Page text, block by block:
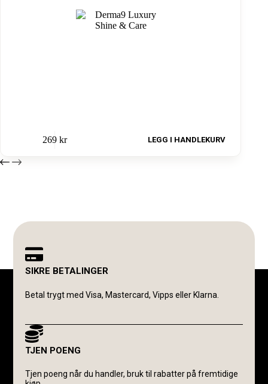
269 kr LEGG I HANDLEKURV
SIKRE BETALINGER
Betal trygt med Visa, Mastercard, Vipps eller Klarna.
TJEN POENG
Tjen poeng når du handler, bruk til rabatter på fremtidige